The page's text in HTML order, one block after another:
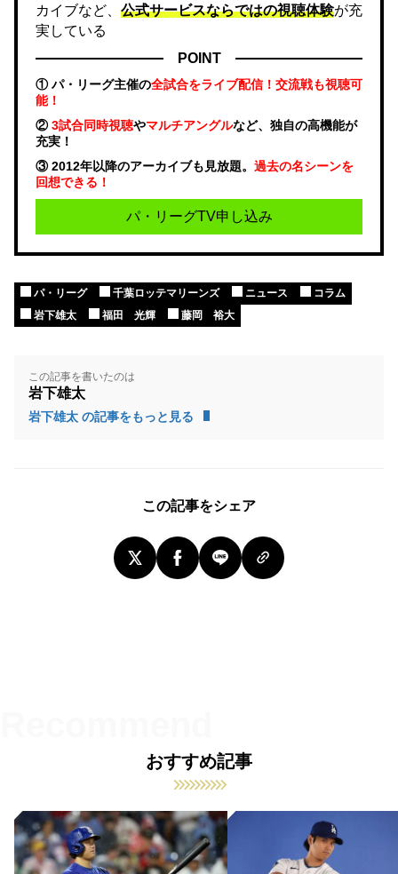
カイブなど、 公式サービスならではの視聴体験が充
実している
POINT
① パ・リーグ主催の全試合をライブ配信！交流戦も視聴可
能！
②3試合同時視聴やマルチアングルなど、独自の高機能が
充実！
③ 2012年以降のアーカイブも見放題。 過去の名シーンを
回想できる！
パ・リーグTV申し込み
パ・リーグ 千葉ロッテマリーンズ ニュース
コラム
岩下雄太
福田 光輝 藤岡 裕大
この記事を書いたのは
岩下雄太
岩下雄太 の記事をもっと見る
この記事をシェア
おすすめ記事